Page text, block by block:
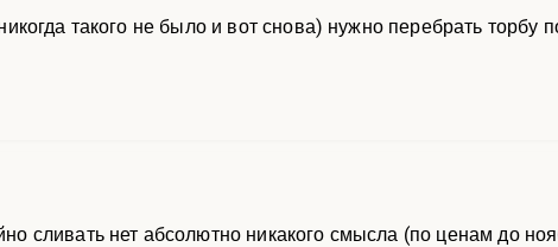
такого не было и вот снова) нужно перебрать
сливать нет абсолютно никакого смысла (по ценам до